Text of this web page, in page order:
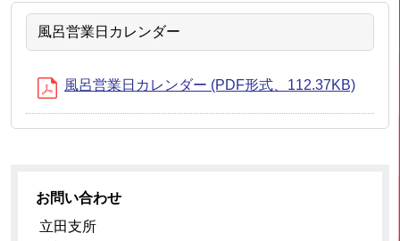
風呂営業日カレンダー
風呂営業日カレンダー (PDF形式、112.37KB)
お問い合わせ
立田支所